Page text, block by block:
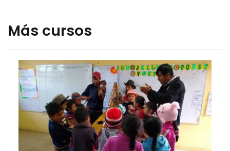
Más cursos